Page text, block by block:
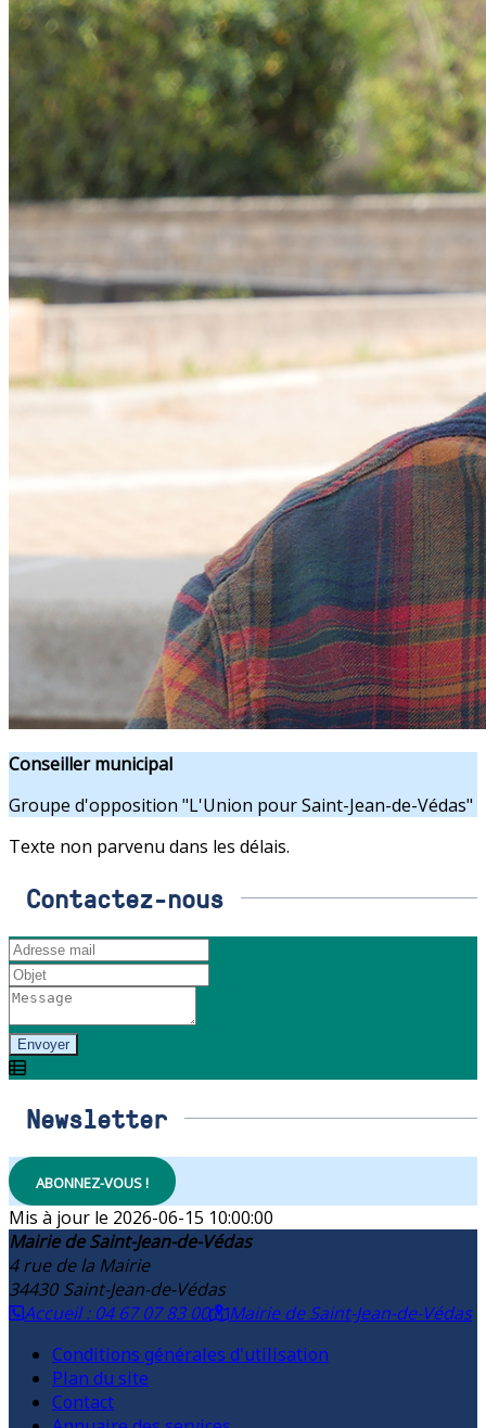
Conseiller municipal
Groupe d'opposition "L'Union pour Saint-Jean-de-Védas"
Texte non parvenu dans les délais.
Contactez-nous
Envoyer
Newsletter
ABONNEZ-VOUS !
2026-06-15 10:00:00
Mairie de Saint-Jean-de-Védas
4 rue de la Mairie
34430 Saint-Jean-de-Védas
Accueil : 04 67 07 83 00
Mairie de Saint-Jean-de-Védas
Conditions générales d'utilisation
Plan du site
Contact